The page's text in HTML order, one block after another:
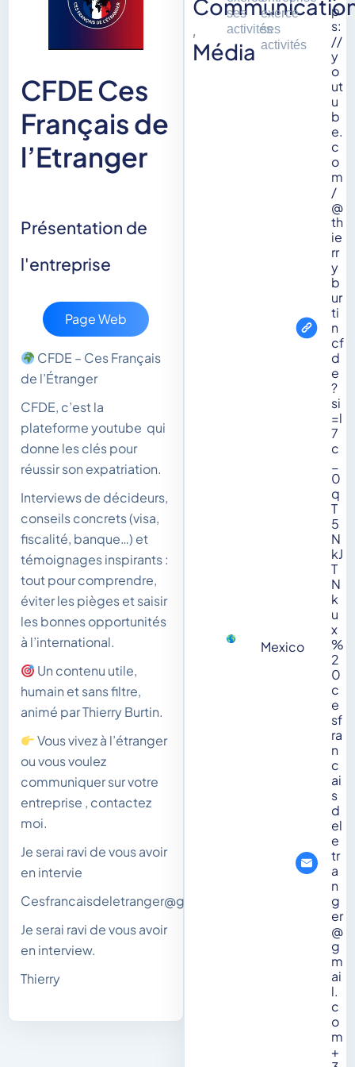
CFDE Ces
Français de
l’Etranger
Présentation de
l'entreprise
Page Web
CFDE – Ces Français
de l’Étranger
CFDE, c’est la
plateforme youtube qui
donne les clés pour
réussir son expatriation.
Interviews de décideurs,
conseils concrets (visa,
fiscalité, banque…) et
témoignages inspirants :
tout pour comprendre,
éviter les pièges et saisir
les bonnes opportunités
à l’international.
Un contenu utile,
humain et sans filtre,
animé par Thierry Burtin.
Vous vivez à l’étranger
ou vous voulez
communiquer sur votre
entreprise , contactez
moi.
Je serai ravi de vous avoir
en intervie
Cesfrancaisdeletranger@gmail.com
Je serai ravi de vous avoir
en interview.
Thierry
,
Média
ses
activités
exerce
ses
activités
Mexico
p
s:
//
y
o
ut
u
b
e.
c
o
m
/
@
th
ie
rr
y
b
ur
ti
n
cf
d
e
?
si
=l
7
c
0
q
T
5
N
kJ
T
N
k
u
x
%
2
0
c
e
sf
ra
n
c
ai
s
d
el
e
tr
a
n
g
er
@
g
m
ai
l.
c
o
m
+